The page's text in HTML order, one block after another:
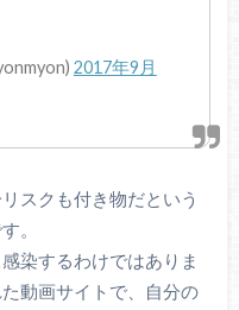
2017年9月
スクも付き物だという
。
染するわけではありま
動画サイトで、自分の